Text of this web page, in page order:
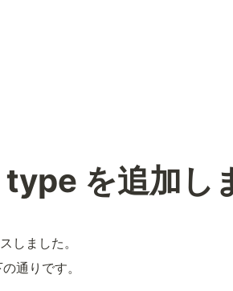
を追加し
しました。
通りです。